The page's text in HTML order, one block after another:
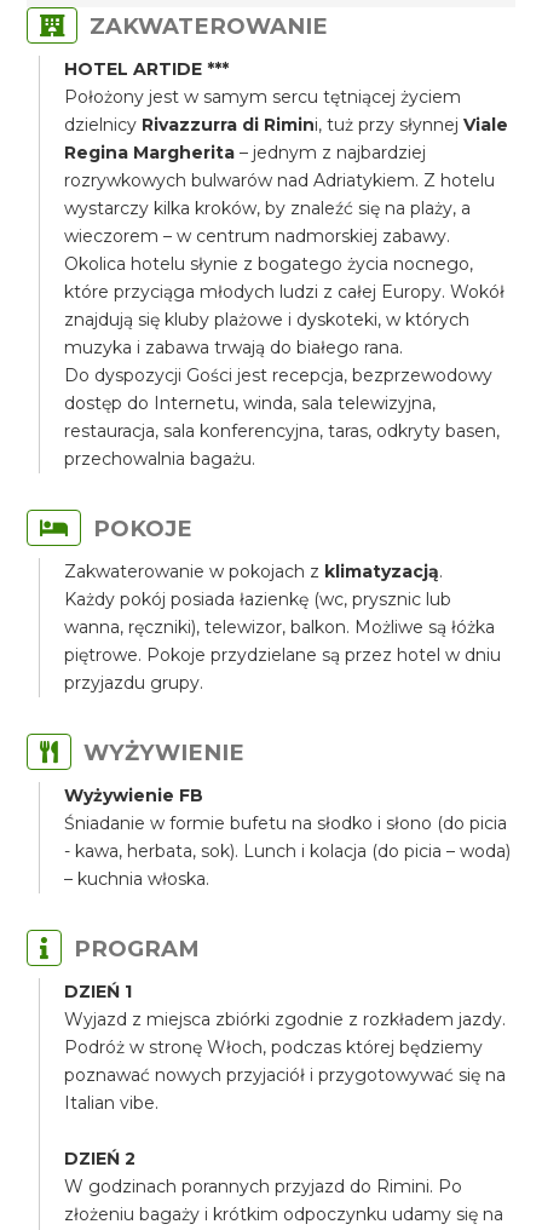
ZAKWATEROWANIE
HOTEL ARTIDE ***
Położony jest w samym sercu tętniącej życiem
dzielnicy Rivazzurra di Rimini, tuż przy słynnejViale
Regina Margherita – jednym z najbardziej
rozrywkowych bulwarów nad Adriatykiem. Z hotelu
wystarczy kilka kroków, by znaleźć się na plaży, a
wieczorem – w centrum nadmorskiej zabawy.
Okolica hotelu słynie z bogatego życia nocnego,
które przyciąga młodych ludzi z całej Europy. Wokół
znajdują się kluby plażowe i dyskoteki, w których
muzyka i zabawa trwają do białego rana.
Do dyspozycji Gości jest recepcja, bezprzewodowy
dostęp do Internetu, winda, sala telewizyjna,
restauracja, sala konferencyjna, taras, odkryty basen,
przechowalnia bagażu.
POKOJE
Zakwaterowanie w pokojach z klimatyzacją.
Każdy pokój posiada łazienkę (wc, prysznic lub
wanna, ręczniki), telewizor, balkon. Możliwe są łóżka
piętrowe. Pokoje przydzielane są przez hotel w dniu
przyjazdu grupy.
WYŻYWIENIE
Wyżywienie FB
Śniadanie w formie bufetu na słodko i słono (do picia
- kawa, herbata, sok). Lunch i kolacja (do picia – woda)
– kuchnia włoska.
PROGRAM
DZIEŃ 1
Wyjazd z miejsca zbiórki zgodnie z rozkładem jazdy.
Podróż w stronę Włoch, podczas której będziemy
poznawać nowych przyjaciół i przygotowywać się na
Italian vibe.
DZIEŃ 2
W godzinach porannych przyjazd do Rimini. Po
złożeniu bagaży i krótkim odpoczynku udamy się na